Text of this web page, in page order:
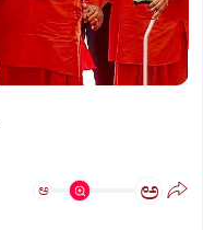
ಅ ಅ